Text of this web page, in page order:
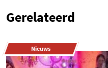
Gerelateerd
Nieuws